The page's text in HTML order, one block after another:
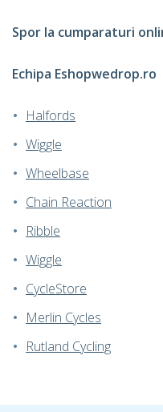
Spor la cumparaturi
Echipa Eshopwedrop.ro
Halfords
Wiggle
Wheelbase
Chain Reaction
Ribble
Wiggle
CycleStore
Merlin Cycles
Rutland Cycling